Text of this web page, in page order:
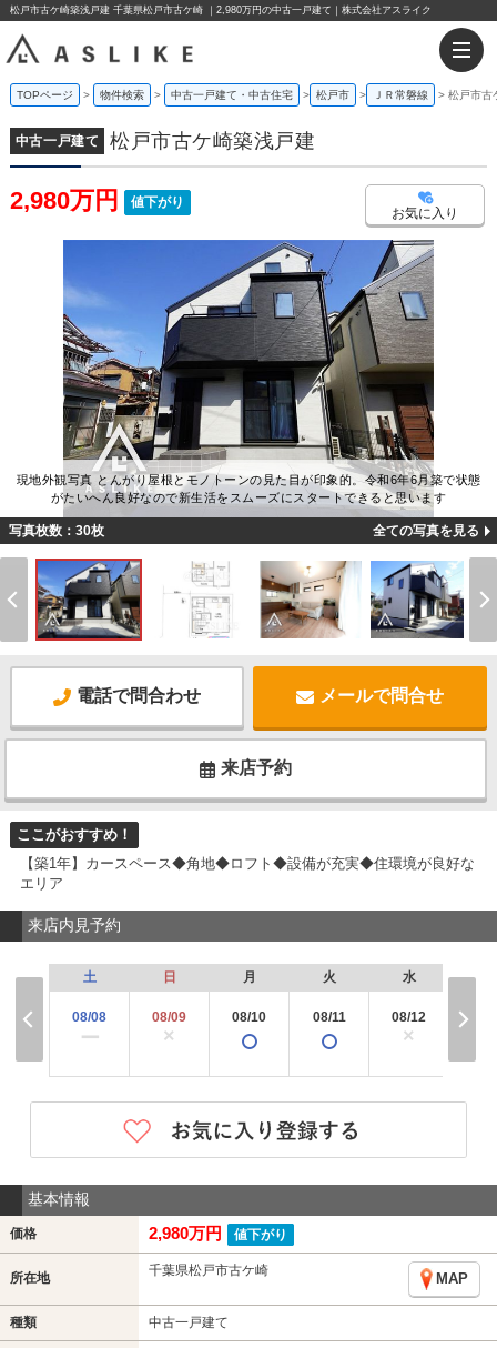
松戸市古ケ崎築浅戸建 千葉県松戸市古ケ崎 ｜2,980万円の中古一戸建て｜株式会社アスライク
TOPページ 物件検索 中古一戸建て・中古住宅 松戸市 ＪＲ常磐線 松戸市古
中古一戸建て 松戸市古ケ崎築浅戸建
2,980万円 値下がり
お気に入り
現地外観写真 とんがり屋根とモノトーンの見た目が印象的。令和6年6月築で状態
がたいへん良好なので新生活をスムーズにスタートできると思います
写真枚数：30枚 全ての写真を見る
電話で問合わせ メールで問合せ
来店予約
ここがおすすめ！
【築1年】カースペース◆角地◆ロフト◆設備が充実◆住環境が良好な
エリア
来店内見予約
土
08/08
ー
日
08/09
×
月
08/10
火
08/11
水
08/12
×
基本情報
価格 2,980万円 値下がり
所在地 千葉県松戸市古ケ崎
MAP
種類 中古一戸建て